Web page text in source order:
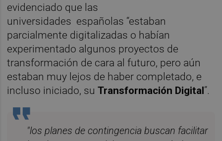
evidenciado que las
universidades españolas “estaban
parcialmente digitalizadas o habían
experimentado algunos proyectos de
transformación de cara al futuro, pero aún
estaban muy lejos de haber completado, e
incluso iniciado, suTransformación Digital”.
"los planes de contingencia buscan facilitar